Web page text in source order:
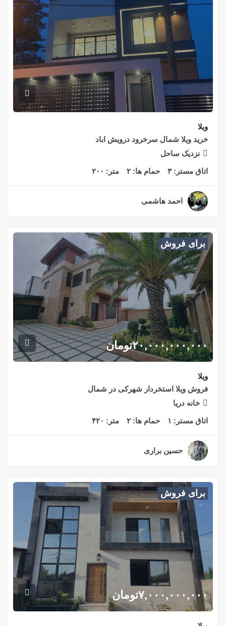
ویلا
خرید ویلا شمال سرخرود درویش اباد
نزدیک ساحل
اتاق مستر:۳ حمام ها: ۲ متر: ۲۰۰
احمد هاشمی
برای فروش
۲۰,۰۰۰,۰۰۰,۰۰۰تومان
ویلا
فروش ویلا استخردار شهرکی در شمال
خانه دریا
اتاق مستر: ۱ حمام ها: ۲ متر: ۴۲۰
حسین براری
برای فروش
۷,۰۰۰,۰۰۰,۰۰۰تومان